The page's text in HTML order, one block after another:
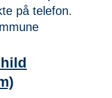
på telefon.